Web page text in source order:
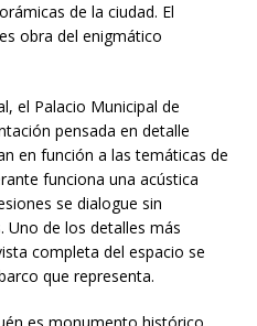
de la ciudad. El
obra del enigmático
el Palacio Municipal de
pensada en detalle
en función a las temáticas de
funciona una acústica
se dialogue sin
Uno de los detalles más
completa del espacio se
que representa.